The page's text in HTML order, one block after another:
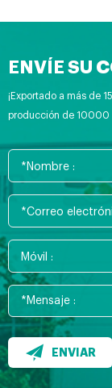
ENVÍE SU
¡Exportado a más de
producción de 10000
ENVIAR